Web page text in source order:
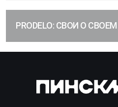
PRODELO: СВОИ О СВОЕМ